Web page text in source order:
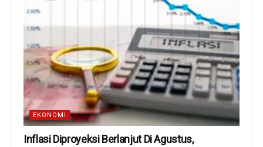
EKONOMI
Inflasi Diproyeksi Berlanjut Di Agustus,